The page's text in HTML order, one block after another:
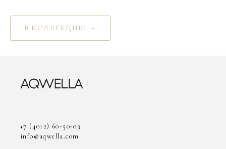
В КОЛЛЕКЦИЮ →
+7 (4012) 60-50-03
info@aqwella.com